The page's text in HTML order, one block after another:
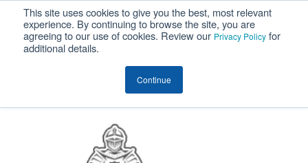
This site uses cookies to give you the best, most relevant
experience. By continuing to browse the site, you are
agreeing to our use of cookies. Review our Privacy Policy for
additional details.
Continue
MENU
DuraMAX (Automoción)